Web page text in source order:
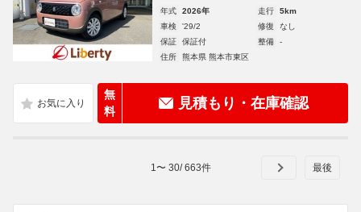
年式 2026年 走行
5km
車検
'29/2 修復
なし
保証
保証付 整備
-
住所
熊本県 熊本市東区
無
料
見積もり・在庫確認
1 〜 30/663件